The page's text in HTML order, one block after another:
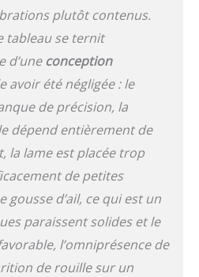
plutôt contenus.
tableau se ternit
d’uneconception
avoir été négligée : le
de précision, la
dépend entièrement de
la lame est placée trop
de petites
d’ail, ce qui est un
paraissent solides et le
l’omniprésence de
de rouille sur un